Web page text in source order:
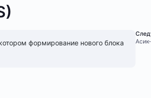
формирование нового блока